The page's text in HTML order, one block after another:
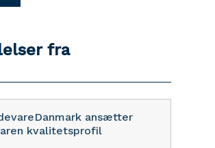
fra
ansætter
kvalitetsprofil